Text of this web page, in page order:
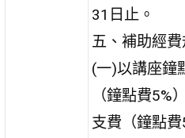
31日止。
五、補助經費
(一)以講座鐘
（鐘點費5%
支費（鐘點